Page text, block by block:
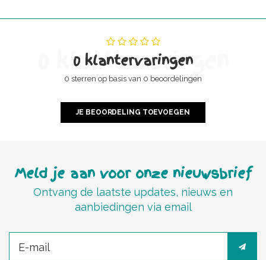
0 klantervaringen
0 klantervaringen
0 sterren op basis van 0 beoordelingen
JE BEOORDELING TOEVOEGEN
Meld je aan voor onze nieuwsbrief
Ontvang de laatste updates, nieuws en
aanbiedingen via email